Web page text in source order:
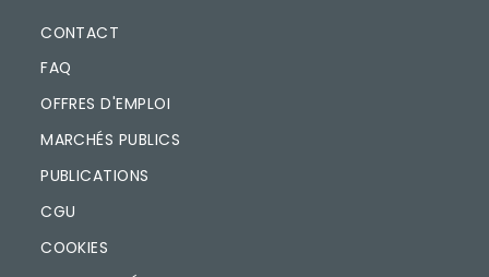
CONTACT
FAQ
OFFRES D'EMPLOI
MARCHÉS PUBLICS
PUBLICATIONS
CGU
COOKIES